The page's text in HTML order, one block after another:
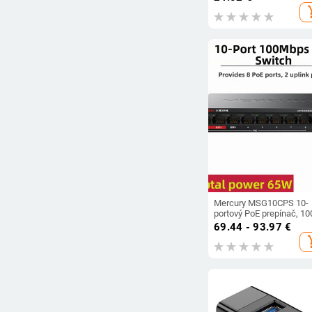
kancelárske počítačové
príslušenstvo, adaptér
Mercury MSG10CPS 10-
portový PoE prepínač,
Mbps Fast Ethernet, 65W
MS10CPS
69.44 - 93.97 €